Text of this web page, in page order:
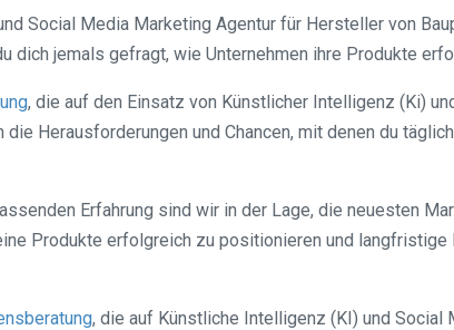
Social Media Marketing Agentur für Hersteller von
dich jemals gefragt, wie Unternehmen ihre Produkte
, die auf den Einsatz von Künstlicher Intelligenz (Ki)
Herausforderungen und Chancen, mit denen du
Erfahrung sind wir in der Lage, die neuesten
Produkte erfolgreich zu positionieren und
, die auf Künstliche Intelligenz (KI) und